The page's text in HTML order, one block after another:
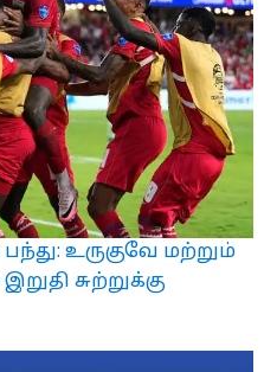
உருகுவே மற்றும்
சுற்றுக்கு